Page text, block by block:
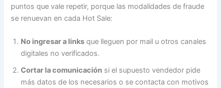
puntos que vale repetir, porque las modalidades de fraude
se renuevan en cada Hot Sale:
No ingresar a links que lleguen por mail u otros canales
digitales no verificados.
Cortar la comunicación si el supuesto vendedor pide
más datos de los necesarios o se contacta con motivos